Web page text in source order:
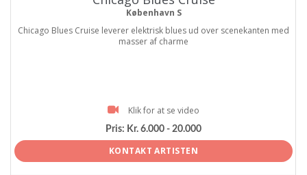
København S
Chicago Blues Cruise leverer elektrisk blues ud over scenekanten med
masser af charme
Klik for at se video
Pris: Kr. 6.000 - 20.000
KONTAKT ARTISTEN